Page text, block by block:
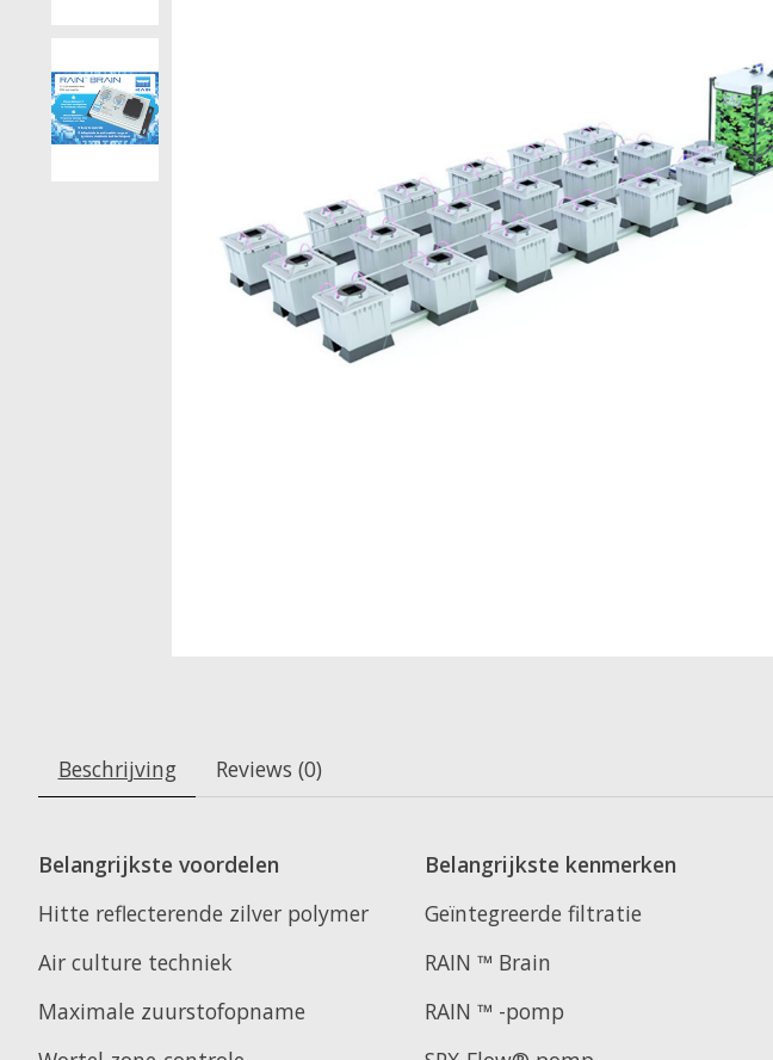
Beschrijving Reviews (0)
Belangrijkste voordelen
Belangrijkste kenmerken
Hitte reflecterende zilver polymer
Geïntegreerde filtratie
Air culture techniek
RAIN ™ Brain
Maximale zuurstofopname
RAIN ™ -pomp